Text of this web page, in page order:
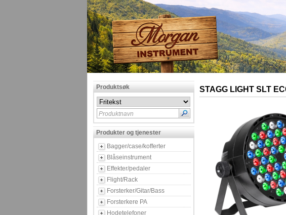
Produktsøk
Produktnavn
Produkter og tjenester
Bagger/case/kofferter
Blåseinstrument
Effekter/pedaler
Flight/Rack
Forsterker/Gitar/Bass
Forsterkere PA
Hodetelefoner
STAGG LIGHT SLT